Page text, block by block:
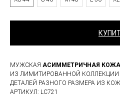
МУЖСКАЯ АСИММЕТРИЧНАЯ
ИЗ ЛИМИТИРОВАННОЙ КОЛЛЕКЦИИ
ДЕТАЛЕЙ РАЗНОГО РАЗМЕРА ИЗ
АРТИКУЛ: LC721